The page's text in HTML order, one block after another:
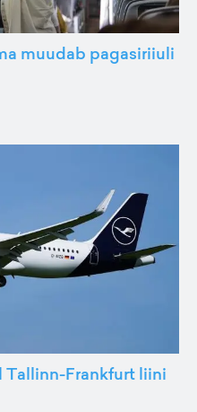
muudab pagasiriiuli
Frankfurt liini